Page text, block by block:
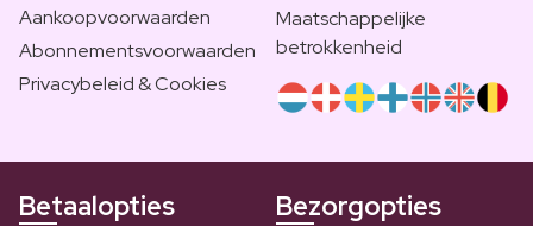
Aankoopvoorwaarden
Abonnementsvoorwaarden
Privacybeleid & Cookies
Maatschappelijke
betrokkenheid
Betaalopties Bezorgopties